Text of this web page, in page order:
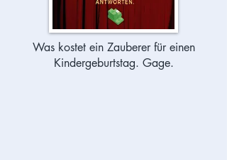
Was kostet ein Zauberer für einen
Kindergeburtstag. Gage.